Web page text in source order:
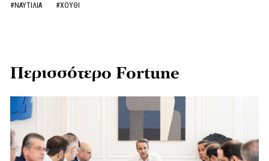
#ΝΑΥΤΙΛΙΑ
#ΧΟΥΘΙ
Περισσότερο Fortune